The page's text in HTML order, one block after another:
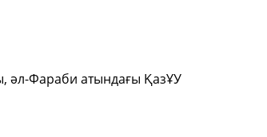
әл-Фараби атындағы ҚазҰУ